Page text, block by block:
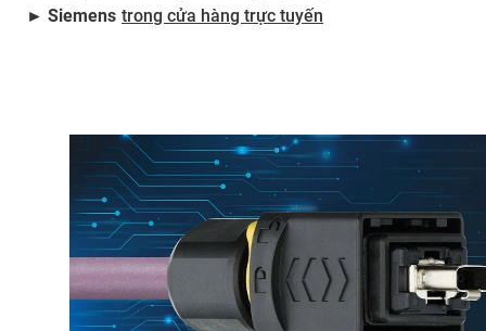
► Siemens trong cửa hàng trực tuyến